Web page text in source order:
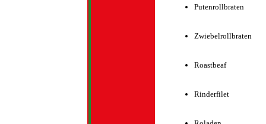
Putenrollbraten
Zwiebelrollbraten
Roastbeaf
Rinderfilet